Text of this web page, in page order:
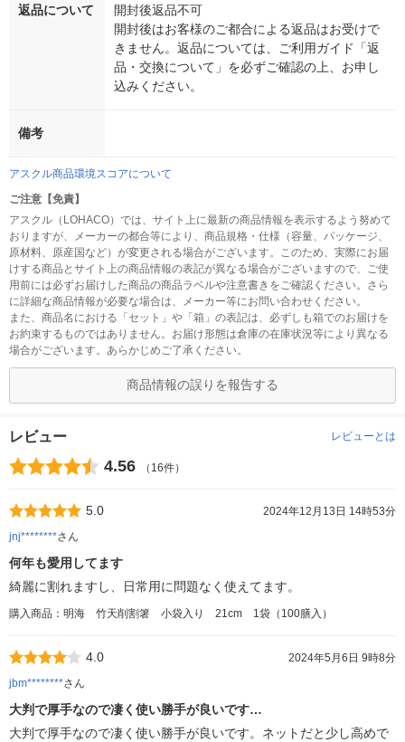
返品について
開封後返品不可
開封後はお客様のご都合による返品はお受けで
きません。返品については、ご利用ガイド「返
品・交換について」を必ずご確認の上、お申し
込みください。
備考
アスクル商品環境スコアについて
ご注意【免責】
アスクル（LOHACO）では、サイト上に最新の商品情報を表示するよう努めて
おりますが、メーカーの都合等により、商品規格・仕様（容量、パッケージ、
原材料、原産国など）が変更される場合がございます。このため、実際にお届
けする商品とサイト上の商品情報の表記が異なる場合がございますので、ご使
用前には必ずお届けした商品の商品ラベルや注意書きをご確認ください。さら
に詳細な商品情報が必要な場合は、メーカー等にお問い合わせください。
また、商品名における「セット」や「箱」の表記は、必ずしも箱でのお届けを
お約束するものではありません。お届け形態は倉庫の在庫状況等により異なる
場合がございます。あらかじめご了承ください。
商品情報の誤りを報告する
レビュー レビューとは
4.56 （16件）
5.0
2024年12月13日 14時53分
jnj********さん
何年も愛用してます
綺麗に割れますし、日常用に問題なく使えてます。
購入商品：明海 竹天削割箸 小袋入り 21cm 1袋（100膳入）
4.0
2024年5月6日 9時8分
jbm********さん
大判で厚手なので凄く使い勝手が良いです…
大判で厚手なので凄く使い勝手が良いです。ネットだと少し高めで